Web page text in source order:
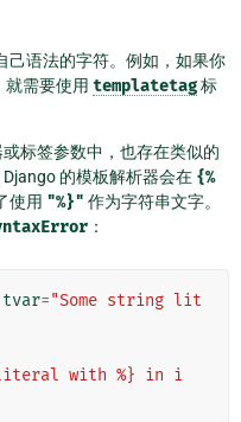
己语法的字符。例如，如果你
需要使用 templatetag标
标签参数中，也存在类似的
的模板解析器会在 {%
使用 "%}" 作为字符串文字。
：
tvar="Some string lit
literal with %} in i